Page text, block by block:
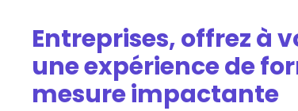
Entreprises, offrez à
une expérience de
mesure impactante